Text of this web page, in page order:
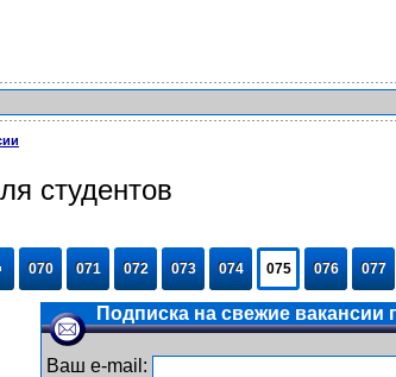
студентов
070 071 072 073 074 075 076 077
Подписка на свежие вакансии
Ваш e-mail: